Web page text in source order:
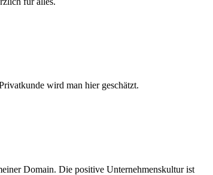
wird man hier geschätzt.
Domain. Die positive Unternehmenskultur ist